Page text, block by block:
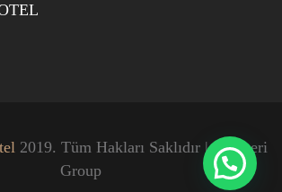
2019. Tüm Hakları Saklıdır | Zemheri
Group